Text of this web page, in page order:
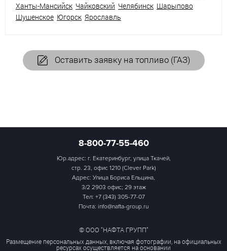
Ханты-Мансийск Чайковский Челябинск Шарыпово
Шушенское Югорск Ярославль
Оставить заявку на топливо (ГАЗ)
8-800-77-55-460
Юр.адрес: г. Екатеринбург, улица Ткачей,
стр. 23, офис 1210 (Clever Park)
Адрес: Улица Бориса Ельцина,
3/2 2903 офис; 29 этаж
Тел: +7 (343) 305-77-07
Почта: info@nafta-group.ru
© ООО "НАФТА ГРУПП"
Размещение персональных данных, включая фотографии, на официальных
ресурсах осуществляется на основании